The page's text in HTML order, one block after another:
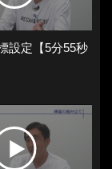
設定【5分55秒